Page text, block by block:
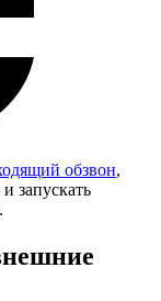
обзвон,
запускать